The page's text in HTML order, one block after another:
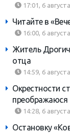
17:01, 6 августа
Читайте в
16:00, 6 августа
Житель
отца
14:59, 6 августа
Окрестности
преображаюся
14:28, 6 августа
Остановку